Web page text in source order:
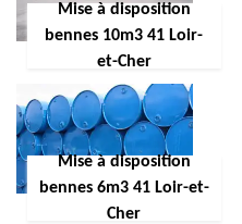
Mise à disposition
bennes 10m3 41 Loir-
et-Cher
Mise à disposition
bennes 6m3 41 Loir-et-
Cher